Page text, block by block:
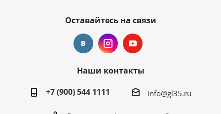
Оставайтесь на связи
Наши контакты
+7 (900) 544 1111
info@gl35.ru